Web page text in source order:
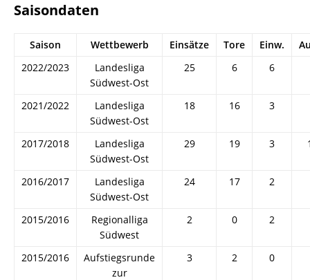
Saisondaten
Saison Wettbewerb Einsätze Tore Einw.
2022/2023
Landesliga
Südwest-Ost
25 6 6
2021/2022
Landesliga
Südwest-Ost
18 16 3
2017/2018
Landesliga
Südwest-Ost
29 19 3
2016/2017
Landesliga
Südwest-Ost
24 17 2
2015/2016
Regionalliga
Südwest
2 0 2
2015/2016
Aufstiegsrunde
zur
3 2 0